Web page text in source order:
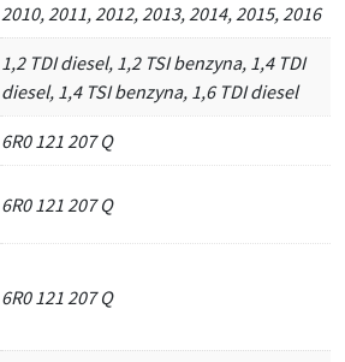
2010, 2011, 2012, 2013, 2014, 2015, 2016
1,2 TDI diesel, 1,2 TSI benzyna, 1,4 TDI
diesel, 1,4 TSI benzyna, 1,6 TDI diesel
6R0 121 207 Q
6R0 121 207 Q
6R0 121 207 Q